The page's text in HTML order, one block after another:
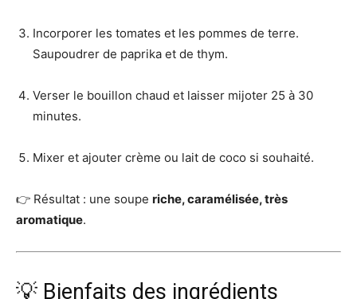
Incorporer les tomates et les pommes de terre.
Saupoudrer de paprika et de thym.
Verser le bouillon chaud et laisser mijoter 25 à 30
minutes.
Mixer et ajouter crème ou lait de coco si souhaité.
👉 Résultat : une soupe riche, caramélisée, très
aromatique.
💡 Bienfaits des ingrédients